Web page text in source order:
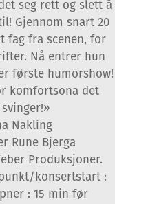
seg rett og slett å
Gjennom snart 20
fag fra scenen, for
Nå entrer hun
første humorshow!
komfortsona det
Nakling
Rune Bjerga
Produksjoner.
konsertstart :
: 15 min før